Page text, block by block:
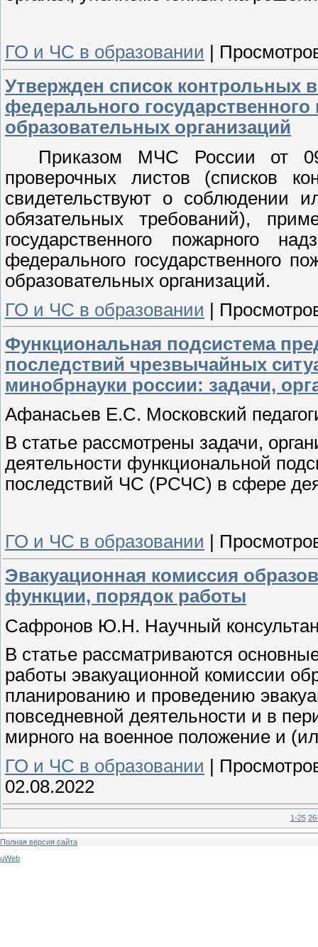
ГО и ЧС в образовании
Утвержден список контрольных
федерального
образовательных организаций
Приказом МЧС России от
проверочных листов (списков
свидетельствуют о соблюдении
обязательных требований),
государственного пожарного
федерального государственного
образовательных организаций.
ГО и ЧС в образовании
Функциональная подсистема
последствий чрезвычайных
минобрнауки россии: задачи,
Афанасьев Е.С. Московский
В статье рассмотрены задачи,
деятельности функциональной
последствий ЧС (РСЧС) в сфере
ГО и ЧС в образовании
Эвакуационная комиссия
функции, порядок работы
Сафронов Ю.Н. Научный
В статье рассматриваются
работы эвакуационной комиссии
планированию и проведению
повседневной деятельности и в
мирного на военное положение и
ГО и ЧС в образовании
02.08.2022
1-25
Полная версия сайта
uWeb